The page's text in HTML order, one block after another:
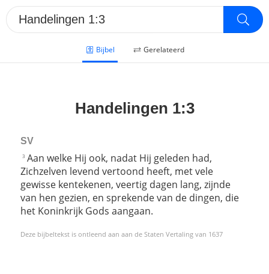
Bijbel Gerelateerd
Handelingen 1:3
SV
3 Aan welke Hij ook, nadat Hij geleden had,
Zichzelven levend vertoond heeft, met vele
gewisse kentekenen, veertig dagen lang, zijnde
van hen gezien, en sprekende van de dingen, die
het Koninkrijk Gods aangaan.
Deze bijbeltekst is ontleend aan aan de Staten Vertaling van 1637